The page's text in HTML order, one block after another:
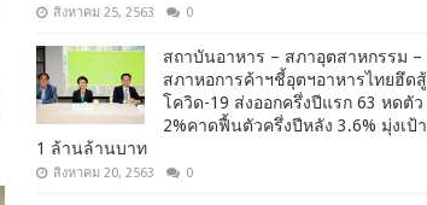
สิงหาคม 25, 2563 0
สถาบันอาหาร – สภาอุตสาหกรรม –
สภาหอการค้าฯชี้อุตฯอาหารไทยฮึดสู้
โควิด-19 ส่งออกครึ่งปีแรก 63 หดตัว
2%คาดฟื้นตัวครึ่งปีหลัง 3.6% มุ่งเป้า
1 ล้านล้านบาท
สิงหาคม 20, 2563 0